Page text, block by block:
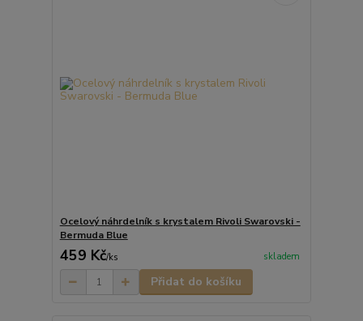
Ocelový náhrdelník s krystalem Rivoli Swarovski -
Bermuda Blue
459 Kč/ks skladem
Přidat do košíku